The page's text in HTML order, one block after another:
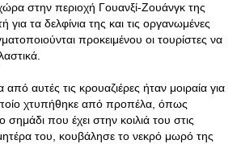
στην περιοχή Γουανξί-Ζουάνγκ της
για τα δελφίνια της και τις οργανωμένες
προκειμένου οι τουρίστες να
αυτές τις κρουαζιέρες ήταν μοιραία για
χτυπήθηκε από προπέλα, όπως
που έχει στην κοιλιά του στις
του, κουβάλησε το νεκρό μωρό της